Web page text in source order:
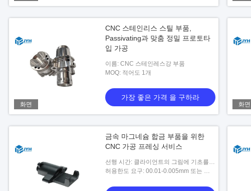
화면
CNC 스테인리스 스틸 부품,
Passivating과 맞춤 정밀 프로토타
입 가공
이름: CNC 스테인레스강 부품
MOQ: 적어도 1개
가장 좋은 가격 을 구하라
화면
금속 마그네슘 합금 부품을 위한
CNC 가공 프레싱 서비스
선행 시간: 클라이언트의 그림에 기초를
둔 3-5works 일
허용한도 요구: 00.01-0.005mm 또는 사